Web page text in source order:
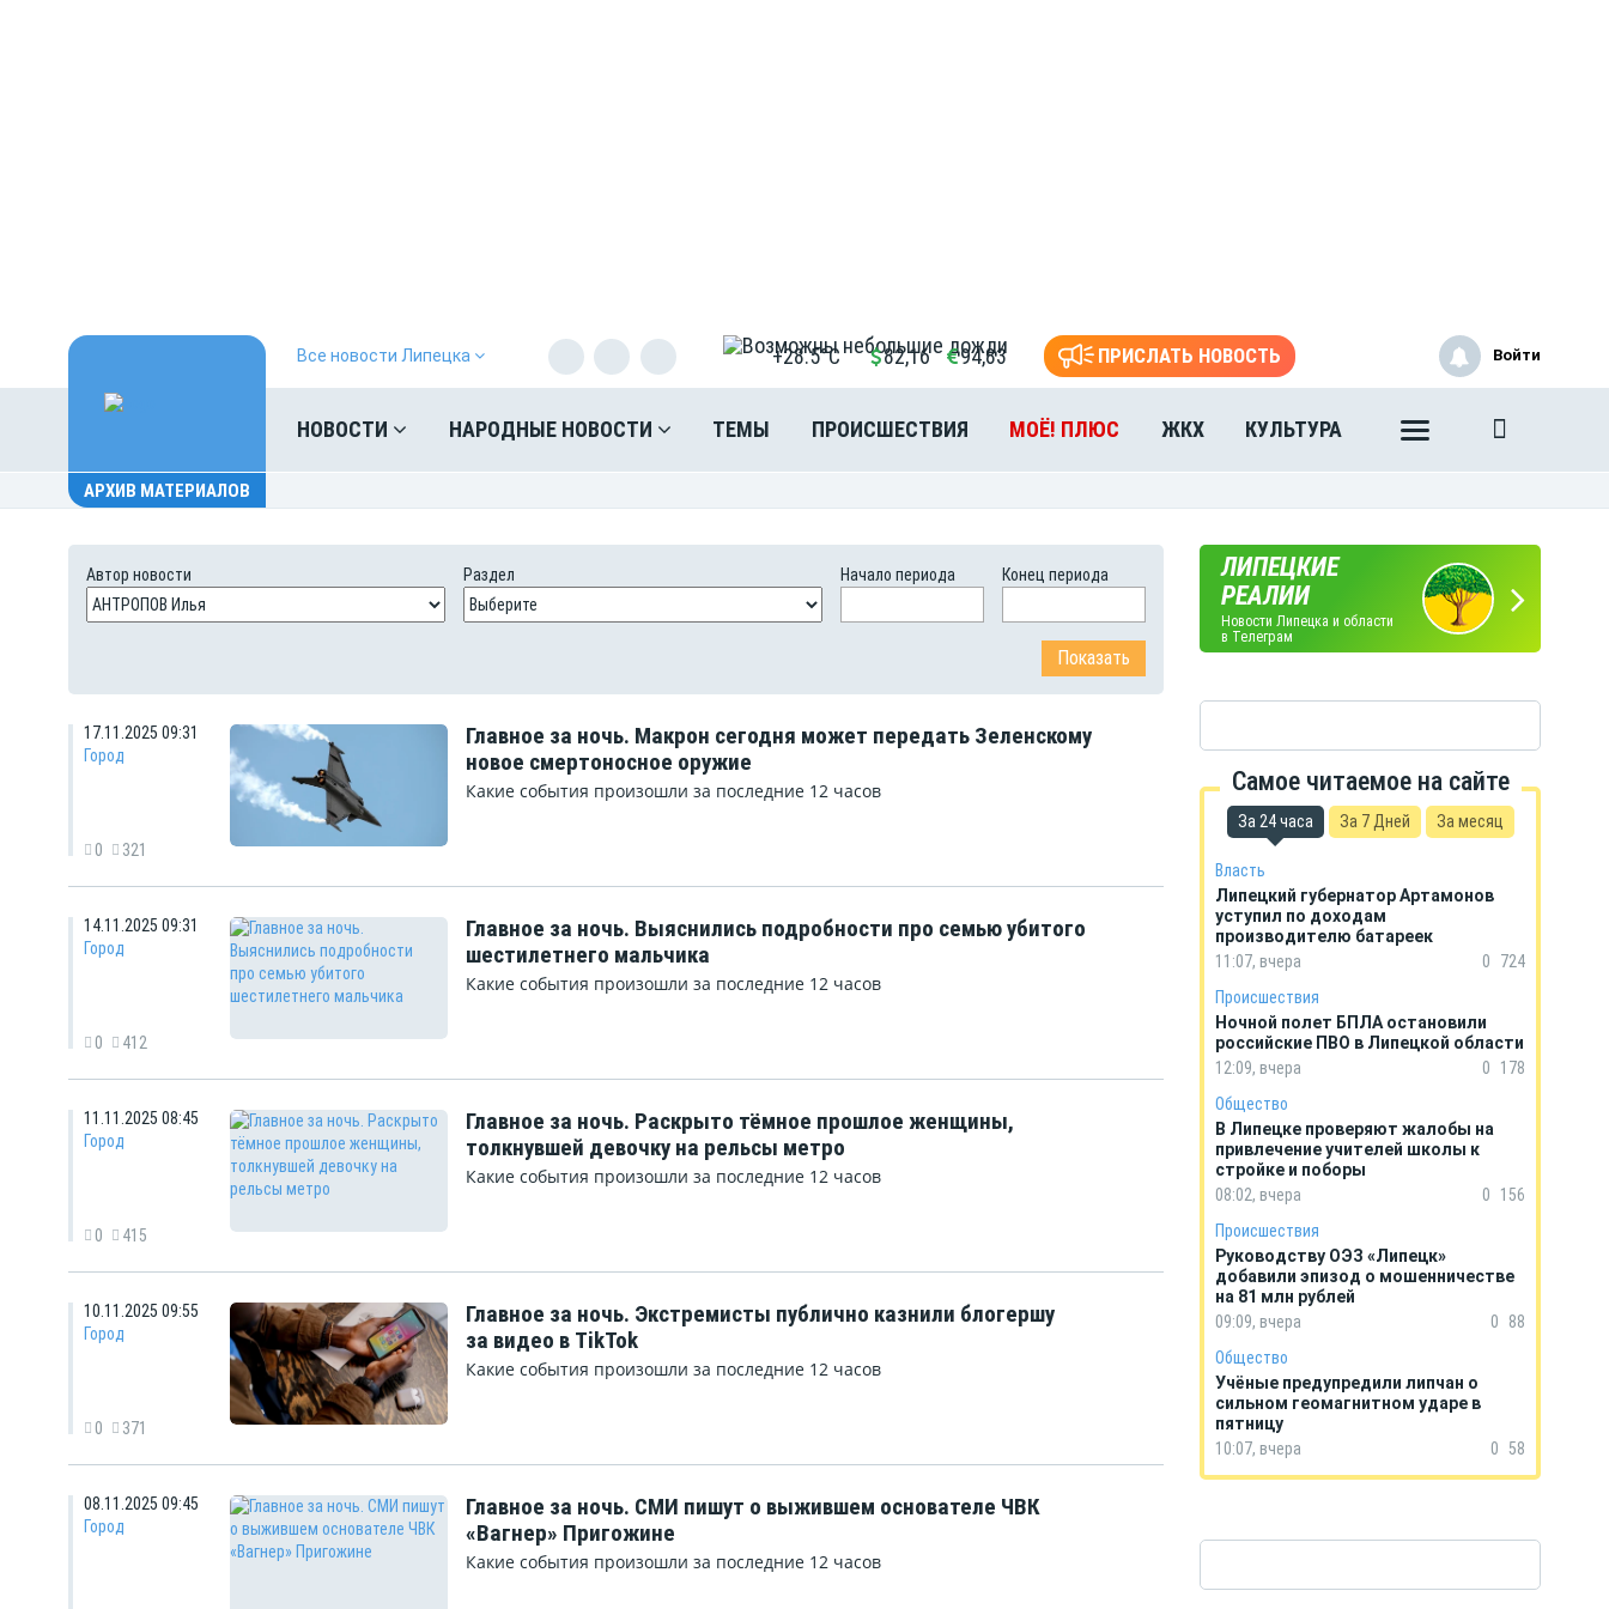
Все новости Липецка +28.5°C 82,16 94,83 ПРИСЛАТЬ НОВОСТЬ
НОВОСТИ НАРОДНЫЕ НОВОСТИ ТЕМЫ ПРОИСШЕСТВИЯ МОЁ! ПЛЮС ЖКХ КУЛЬТУРА
Войти
АРХИВ МАТЕРИАЛОВ
Автор новости Раздел Начало периода Конец периода
17.11.2025 09:31
Город
0 321
Главное за ночь. Макрон сегодня может передать Зеленскому
новое смертоносное оружие
Какие события произошли за последние 12 часов
14.11.2025 09:31
Город
0 412
Главное за ночь. Выяснились подробности про семью убитого
шестилетнего мальчика
Какие события произошли за последние 12 часов
11.11.2025 08:45
Город
0 415
Главное за ночь. Раскрыто тёмное прошлое женщины,
толкнувшей девочку на рельсы метро
Какие события произошли за последние 12 часов
10.11.2025 09:55
Город
0 371
Главное за ночь. Экстремисты публично казнили блогершу
за видео в TikTok
Какие события произошли за последние 12 часов
08.11.2025 09:45
Город
Главное за ночь. СМИ пишут о выжившем основателе ЧВК
«Вагнер» Пригожине
Какие события произошли за последние 12 часов
ЛИПЕЦКИЕ
РЕАЛИИ
Новости Липецка и области
в Телеграм
ГОРОСКОП
НА КАЖДЫЙ ДЕНЬ
ПОГОДА
В ЛИПЕЦКЕ
Самое читаемое на сайте
За 24 часа За 7 Дней За месяц
Власть
Липецкий губернатор Артамонов
уступил по доходам
производителю батареек
11:07, вчера
0
724
Происшествия
Ночной полет БПЛА остановили
российские ПВО в Липецкой области
12:09, вчера
0
178
Общество
В Липецке проверяют жалобы на
привлечение учителей школы к
стройке и поборы
08:02, вчера
0
156
Происшествия
Руководству ОЭЗ «Липецк»
добавили эпизод о мошенничестве
на 81 млн рублей
09:09, вчера
0
88
Общество
Учёные предупредили липчан о
сильном геомагнитном ударе в
пятницу
10:07, вчера
0 58